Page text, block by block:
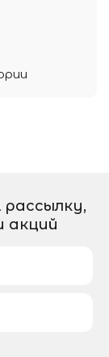
акций